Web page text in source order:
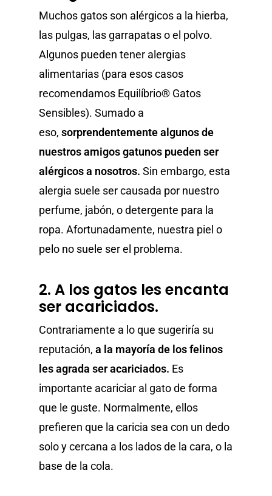
Muchos gatos son alérgicos a la hierba,
las pulgas, las garrapatas o el polvo.
Algunos pueden tener alergias
alimentarias (para esos casos
recomendamos Equilíbrio® Gatos
Sensibles). Sumado a
eso, sorprendentemente algunos de
nuestros amigos gatunos pueden ser
alérgicos a nosotros. Sin embargo, esta
alergia suele ser causada por nuestro
perfume, jabón, o detergente para la
ropa. Afortunadamente, nuestra piel o
pelo no suele ser el problema.
2. A los gatos les encanta
ser acariciados.
Contrariamente a lo que sugeriría su
reputación, a la mayoría de los felinos
les agrada ser acariciados. Es
importante acariciar al gato de forma
que le guste. Normalmente, ellos
prefieren que la caricia sea con un dedo
solo y cercana a los lados de la cara, o la
base de la cola.